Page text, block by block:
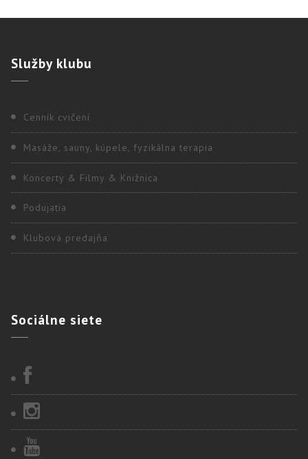
Službyklubu
Cenník cvičení
Masáže, sauny, kúpele, fyzikálna terapia
Koncerty & Filmy & Knižnica
Podujatia
Klubová predajňa
Sociálne siete